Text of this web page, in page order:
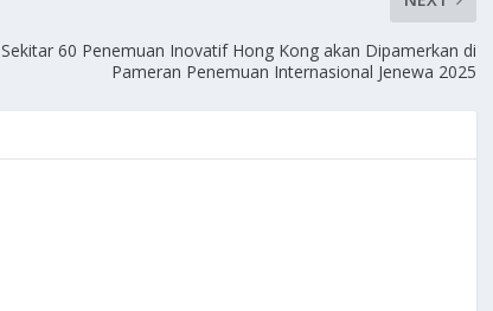
Sekitar 60 Penemuan Inovatif Hong Kong akan Dipamerkan di
Pameran Penemuan Internasional Jenewa 2025